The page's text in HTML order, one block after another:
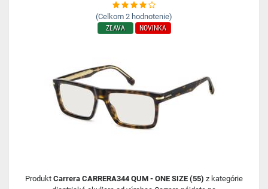
(Celkom 2 hodnotenie)
ZĽAVA NOVINKA
Produkt Carrera CARRERA344 QUM - ONE SIZE (55) z kategórie